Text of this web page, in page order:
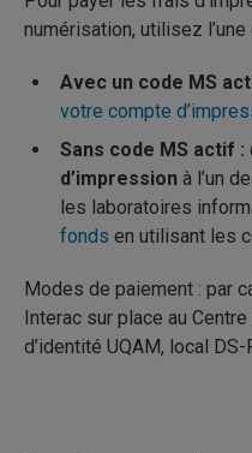
numérisation, utilisez
Avec un code MS
votre compte
Sans code MS actif :
d’impression à l’un
les laboratoires
fonds en utilisant les
Modes de paiement : par
Interac sur place au
d’identité UQAM, local DS-